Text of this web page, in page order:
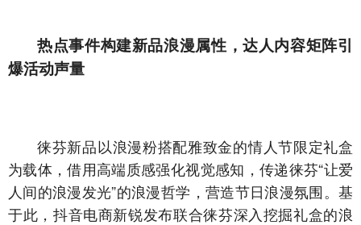
热点事件构建新品浪漫属性，达人内容矩阵引
爆活动声量
徕芬新品以浪漫粉搭配雅致金的情人节限定礼盒
为载体，借用高端质感强化视觉感知，传递徕芬“让爱
人间的浪漫发光”的浪漫哲学，营造节日浪漫氛围。基
于此，抖音电商新锐发布联合徕芬深入挖掘礼盒的浪